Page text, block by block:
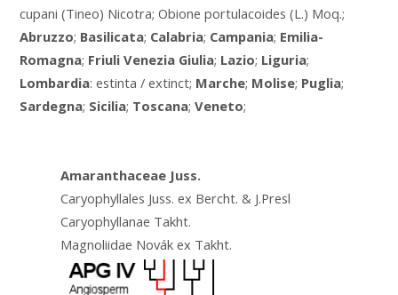
cupani (Tineo) Nicotra; Obione portulacoides (L.) Moq.;
Abruzzo; Basilicata; Calabria; Campania; Emilia-
Romagna; Friuli Venezia Giulia; Lazio; Liguria;
Lombardia: estinta / extinct; Marche; Molise; Puglia;
Sardegna; Sicilia; Toscana;Veneto;
Amaranthaceae Juss.
Caryophyllales Juss. ex Bercht. & J.Presl
Caryophyllanae Takht.
Magnoliidae Novák ex Takht.